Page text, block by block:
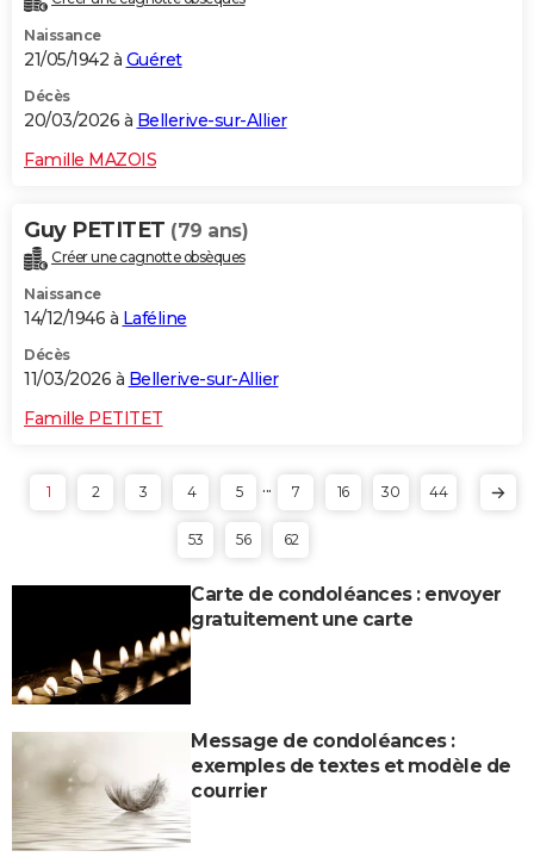
Naissance
21/05/1942 à Guéret
Décès
20/03/2026 à Bellerive-sur-Allier
Famille MAZOIS
Guy PETITET (79 ans)
Créer une cagnotte obsèques
Naissance
14/12/1946 à Laféline
Décès
11/03/2026 à Bellerive-sur-Allier
Famille PETITET
1 2 3 4 5 ... 7 16 30 44
53 56 62
Carte de condoléances : envoyer
gratuitement une carte
Message de condoléances :
exemples de textes et modèle de
courrier